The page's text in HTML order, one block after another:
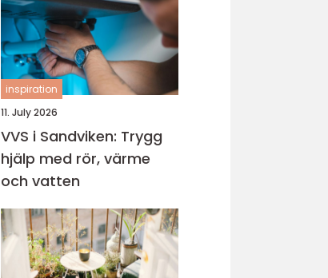
inspiration
11. July 2026
VVS i Sandviken: Trygg
hjälp med rör, värme
och vatten